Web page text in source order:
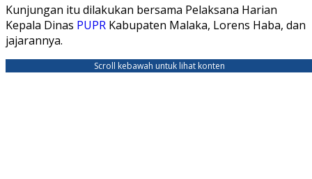
Kunjungan itu dilakukan bersama Pelaksana Harian
Kepala Dinas PUPR Kabupaten Malaka, Lorens Haba, dan
jajarannya.
Scroll kebawah untuk lihat konten